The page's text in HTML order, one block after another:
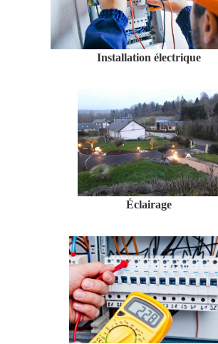
Installation électrique
Éclairage